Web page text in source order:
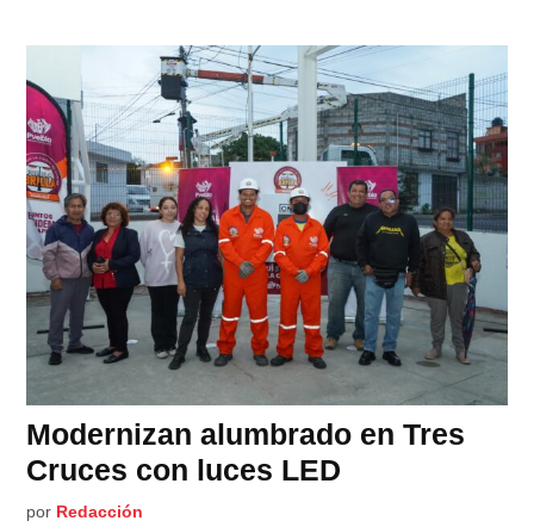
Modernizan alumbrado en Tres
Cruces con luces LED
por Redacción